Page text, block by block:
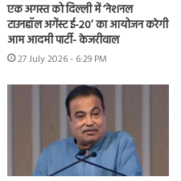
एक अगस्त को दिल्ली में ‘नेशनल
टाउनहॉल अगेंस्ट ई-20’ का आयोजन करेगी
आम आदमी पार्टी- केजरीवाल
27 July 2026 - 6:29 PM